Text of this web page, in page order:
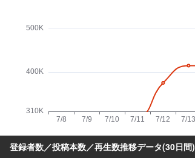
登録者数／投稿本数／再生数推移データ(30日間)